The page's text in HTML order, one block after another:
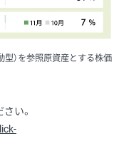
型）を参照原資産とする株価
い。